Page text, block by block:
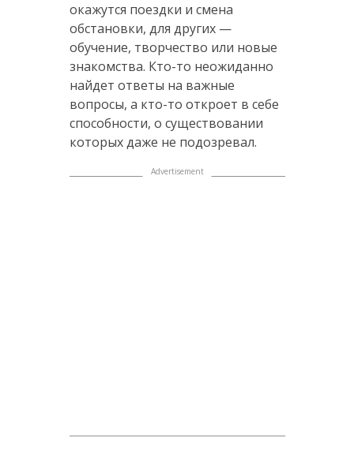
окажутся поездки и смена
обстановки, для других —
обучение, творчество или новые
знакомства. Кто-то неожиданно
найдет ответы на важные
вопросы, а кто-то откроет в себе
способности, о существовании
которых даже не подозревал.